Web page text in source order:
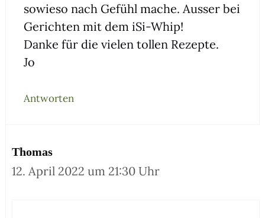
sowie­so nach Gefühl mache. Aus­ser bei
Gerich­ten mit dem iSi-Whip!
Dan­ke für die vie­len tol­len Rezep­te.
Jo
Antworten
Thomas
12. April 2022 um 21:30 Uhr